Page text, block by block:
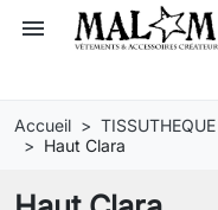
menu
Accueil TISSUTHEQUE
Haut Clara